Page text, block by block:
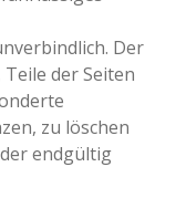
Der
der Seiten
zu löschen
endgültig